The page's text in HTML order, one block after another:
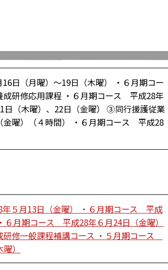
日（月曜）～19日（木曜） ・６月期コー
研修応用課程 ・６月期コース 平成28年
（木曜）、22日（金曜） ③同行援護従業
曜）（４時間） ・６月期コース 平成28
５月13日（金曜） ・６月期コース 平成
月期コース 平成28年６月24日（金曜）
修一般課程補講コース ・５月期コース
）